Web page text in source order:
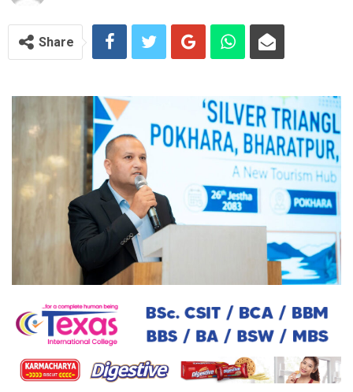
Share